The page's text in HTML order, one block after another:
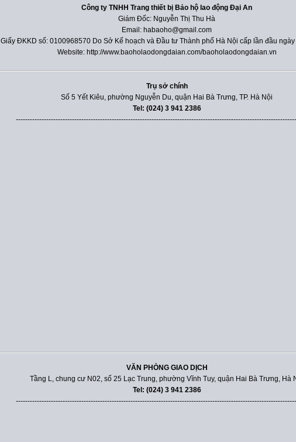
Công ty TNHH Trang thiết bị Bảo hộ lao động Đại An
Giám Đốc: Nguyễn Thị Thu Hà
Email: habaoho@gmail.com
Giấy ĐKKD số: 0100968570 Do Sở Kế hoạch và Đầu tư Thành phố Hà Nội cấp lần đầu
Website: http://www.baoholaodongdaian.com/baoholaodongdaian.vn
Trụ sở chính
Số 5 Yết Kiêu, phường Nguyễn Du, quận Hai Bà Trưng, TP. Hà Nội
Tel: (024) 3 941 2386
VĂN PHÒNG GIAO DỊCH
Tầng L, chung cư N02, số 25 Lạc Trung, phường Vĩnh Tuy, quận Hai Bà Trưng, Hà
Tel: (024) 3 941 2386